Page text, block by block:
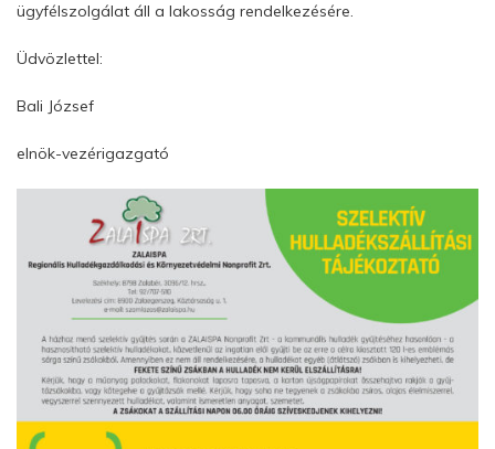
ügyfélszolgálat áll a lakosság rendelkezésére.
Üdvözlettel:
Bali József
elnök-vezérigazgató